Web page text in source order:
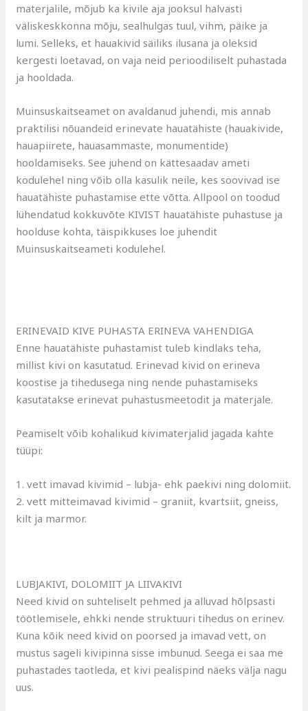
materjalile, mõjub ka kivile aja jooksul halvasti
väliskeskkonna mõju, sealhulgas tuul, vihm, päike ja
lumi. Selleks, et hauakivid säiliks ilusana ja oleksid
kergesti loetavad, on vaja neid perioodiliselt puhastada
ja hooldada.
Muinsuskaitseamet on avaldanud juhendi, mis annab
praktilisi nõuandeid erinevate hauatähiste (hauakivide,
hauapiirete, hauasammaste, monumentide)
hooldamiseks. See juhend on kättesaadav ameti
kodulehel ning võib olla kasulik neile, kes soovivad ise
hauatähiste puhastamise ette võtta. Allpool on toodud
lühendatud kokkuvõte KIVIST hauatähiste puhastuse ja
hoolduse kohta, täispikkuses loe juhendit
Muinsuskaitseameti kodulehel.
ERINEVAID KIVE PUHASTA ERINEVA VAHENDIGA
Enne hauatähiste puhastamist tuleb kindlaks teha,
millist kivi on kasutatud. Erinevad kivid on erineva
koostise ja tihedusega ning nende puhastamiseks
kasutatakse erinevat puhastusmeetodit ja materjale.
Peamiselt võib kohalikud kivimaterjalid jagada kahte
tüüpi:
1. vett imavad kivimid – lubja- ehk paekivi ning dolomiit.
2. vett mitteimavad kivimid – graniit, kvartsiit, gneiss,
kilt ja marmor.
LUBJAKIVI, DOLOMIIT JA LIIVAKIVI
Need kivid on suhteliselt pehmed ja alluvad hõlpsasti
töötlemisele, ehkki nende struktuuri tihedus on erinev.
Kuna kõik need kivid on poorsed ja imavad vett, on
mustus sageli kivipinna sisse imbunud. Seega ei saa me
puhastades taotleda, et kivi pealispind näeks välja nagu
uus.